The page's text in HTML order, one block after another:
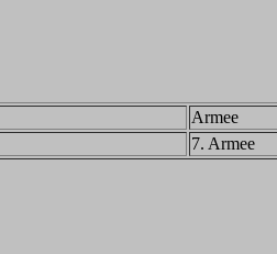
Armee
7. Armee